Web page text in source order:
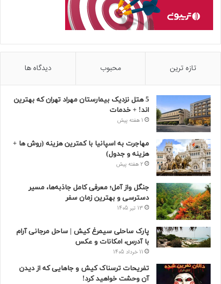
تازه ترین محبوب دیدگاه ها
5 هتل نزدیک بیمارستان مهراد تهران که بهترین‌
اند! + خدمات
1 هفته پیش
مهاجرت به اسپانیا با کمترین هزینه (روش ها +
هزینه و جدول)
2 هفته پیش
جنگل واز آمل؛ معرفی کامل جاذبه‌ها، مسیر
دسترسی و بهترین زمان سفر
13 تیر 1405
پارک ساحلی سیمرغ کیش | ساحل مرجانی آرام
با آدرس، امکانات و عکس
11 خرداد 1405
تفریحات ترسناک کیش و جاهایی که از دیدن
آن وحشت خواهید کرد!